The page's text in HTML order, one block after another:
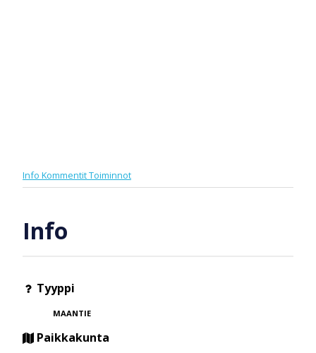
Info KommentitToiminnot
Info
Tyyppi
MAANTIE
Paikkakunta